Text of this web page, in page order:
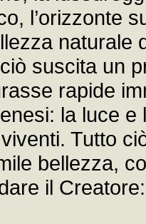
l’orizzonte
naturale
suscita un
rapide
la luce
Tutto
bellezza,
il